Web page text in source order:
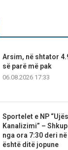
Arsim, në shtator
së parë më pak
06.08.2026 17:33
Sportelet e NP
Kanalizimi” –
nga ora 7:30 deri
është ditë jopune